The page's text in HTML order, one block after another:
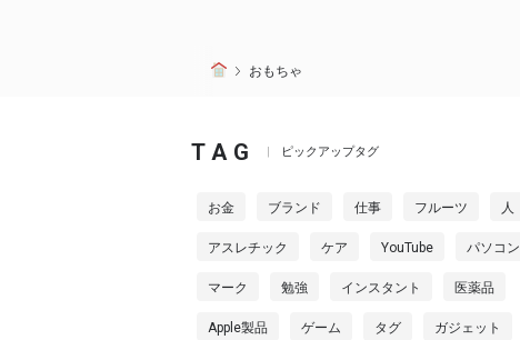
おもちゃ
TAG ピックアップタグ
お金 ブランド 仕事 フルーツ 人
アスレチック ケア YouTube パソコン
マーク 勉強 インスタント 医薬品
Apple製品 ゲーム タグ ガジェット